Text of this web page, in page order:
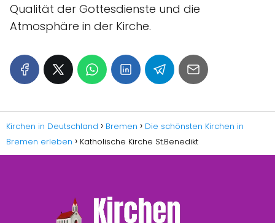
Qualität der Gottesdienste und die
Atmosphäre in der Kirche.
Kirchen in Deutschland Bremen
Die schönsten Kirchen in
Bremen erleben
Katholische Kirche St.Benedikt